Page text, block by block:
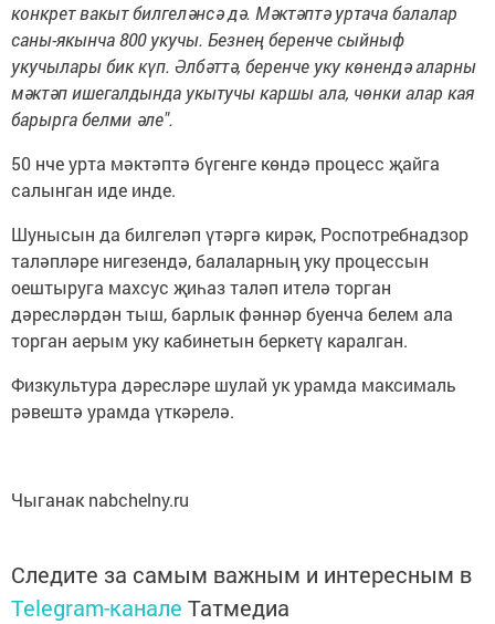
конкрет вакыт билгеләнсә дә. Мәктәптә уртача балалар
саны-якынча 800 укучы. Безнең беренче сыйныф
укучылары бик күп. Әлбәттә, беренче уку көнендә аларны
мәктәп ишегалдында укытучы каршы ала, чөнки алар кая
барырга белми әле".
50 нче урта мәктәптә бүгенге көндә процесс җайга
салынган иде инде.
Шунысын да билгеләп үтәргә кирәк, Роспотребнадзор
таләпләре нигезендә, балаларның уку процессын
оештыруга махсус җиһаз таләп ителә торган
дәресләрдән тыш, барлык фәннәр буенча белем ала
торган аерым уку кабинетын беркетү каралган.
Физкультура дәресләре шулай ук урамда максималь
рәвештә урамда үткәрелә.
Чыганак nabchelny.ru
Следите за самым важным и интересным в
Telegram-канале Татмедиа